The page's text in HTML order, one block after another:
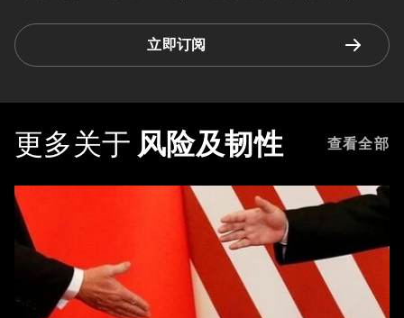
立即订阅
更多关于 风险及韧性 查看全部